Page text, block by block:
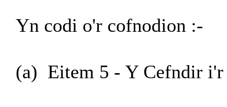
Yn codi o'r cofnodion :-
(a) Eitem 5 - Y Cefndir